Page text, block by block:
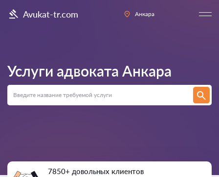
Avukat-tr.com Анкара
Услуги адвоката Анкара
7850+ довольных клиентов